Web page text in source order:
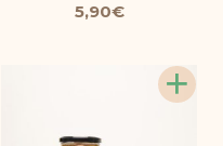
5,90€
+